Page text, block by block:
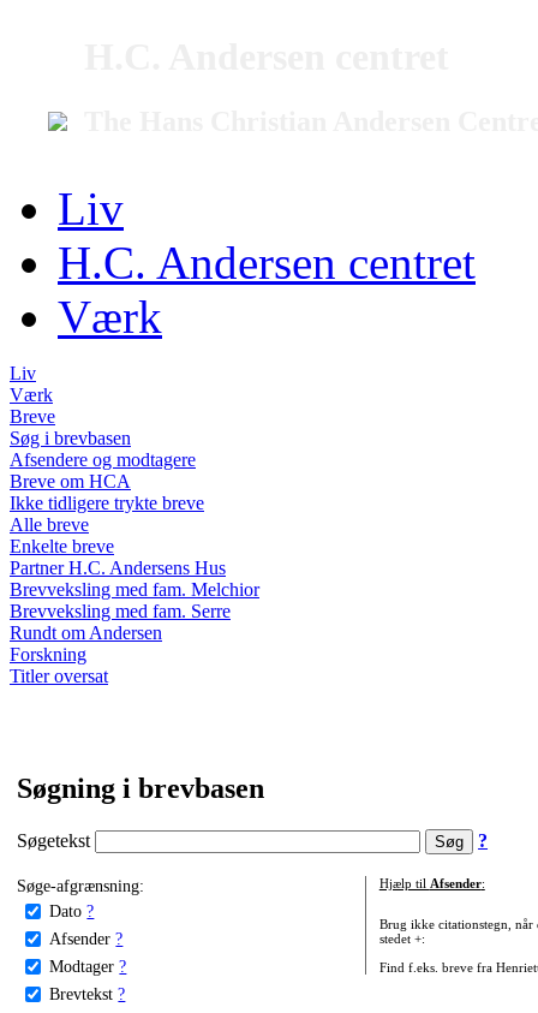
Liv
H.C. Andersen centret
Værk
Liv
Værk
Breve
Søg i brevbasen
Afsendere og modtagere
Breve om HCA
Ikke tidligere trykte breve
Alle breve
Enkelte breve
Partner H.C. Andersens Hus
Brevveksling med fam. Melchior
Brevveksling med fam. Serre
Rundt om Andersen
Forskning
Titler oversat
Søgning i brevbasen
Søgetekst ?
Søge-afgrænsning:
Dato ?
Afsender ?
Modtager ?
Brevtekst ?
Hjælp til Afsender:
Brug ikke citationstegn, når
stedet +:
Find f.eks. breve fra